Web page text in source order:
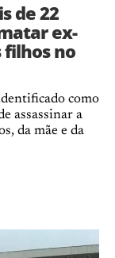
de 22
ex-
no
como
assassinar a
da mãe e da